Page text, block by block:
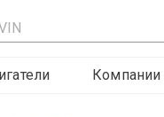
Компании